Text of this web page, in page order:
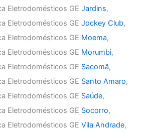
Eletrodomésticos GEJardins,
Eletrodomésticos GEJockey Club,
Eletrodomésticos GE Moema,
Eletrodomésticos GE Morumbi,
Eletrodomésticos GE Sacomã,
Eletrodomésticos GE Santo Amaro,
Eletrodomésticos GE Saúde,
Eletrodomésticos GE Socorro,
Eletrodomésticos GEVila Andrade,